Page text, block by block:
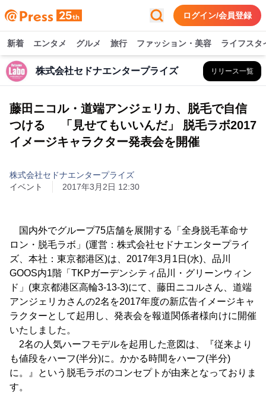
ログイン/会員登録
新着 エンタメ グルメ 旅行 ファッション・美容 ライフスタ
株式会社セドナエンタープライズ リリース一覧
藤田ニコル・道端アンジェリカ、脱毛で自信
つける 「見せてもいいんだ」 脱毛ラボ2017
イメージキャラクター発表会を開催
株式会社セドナエンタープライズ
イベント
2017年3月2日 12:30
国内外でグループ75店舗を展開する「全身脱毛革命サ
ロン・脱毛ラボ」(運営：株式会社セドナエンタープライ
ズ、本社：東京都港区)は、2017年3月1日(水)、品川
GOOS内1階「TKPガーデンシティ品川・グリーンウィン
ド」(東京都港区高輪3-13-3)にて、藤田ニコルさん、道端
アンジェリカさんの2名を2017年度の新広告イメージキャ
ラクターとして起用し、発表会を報道関係者様向けに開催
いたしました。
2名の人気ハーフモデルを起用した意図は、『従来より
も値段をハーフ(半分)に。かかる時間をハーフ(半分)
に。』という脱毛ラボのコンセプトが由来となっておりま
す。